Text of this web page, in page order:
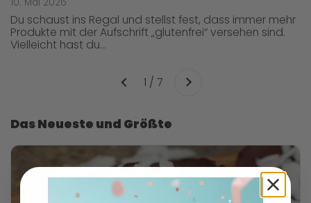
Du schaust ins Regal und stellst fest, dass immer mehr
Produkte mit der Aufschrift „glutenfrei“ versehen sind.
Vielleicht hast du...
Vorherige 1 / 7 Weiter
Das Neueste und Größte